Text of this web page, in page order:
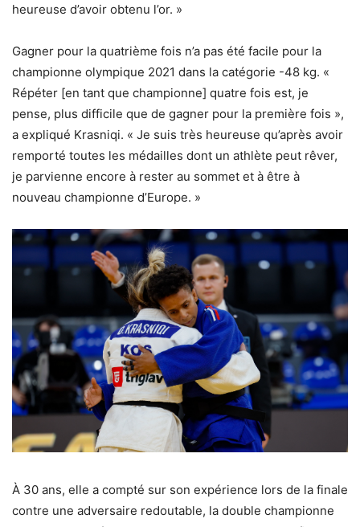
heureuse d’avoir obtenu l’or. »
Gagner pour la quatrième fois n’a pas été facile pour la
championne olympique 2021 dans la catégorie -48 kg. «
Répéter [en tant que championne] quatre fois est, je
pense, plus difficile que de gagner pour la première fois »,
a expliqué Krasniqi. « Je suis très heureuse qu’après avoir
remporté toutes les médailles dont un athlète peut rêver,
je parvienne encore à rester au sommet et à être à
nouveau championne d’Europe. »
À 30 ans, elle a compté sur son expérience lors de la finale
contre une adversaire redoutable, la double championne